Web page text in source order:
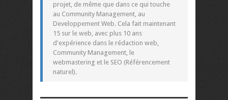
projet, de même que dans ce qui touche
au Community Management, au
Developpement Web. Cela fait maintenant
15 sur le web, avec plus 10 ans
d'expérience dans le rédaction web,
Community Management, le
webmastering et le SEO (Référencement
naturel).